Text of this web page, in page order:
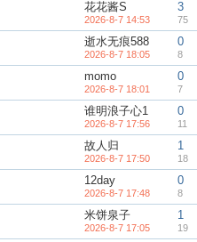
花花酱S
2026-8-7 14:53
3
75
逝水无痕588
2026-8-7 18:05
0
8
momo
2026-8-7 18:01
0
7
谁明浪子心1
2026-8-7 17:56
0
11
故人归
2026-8-7 17:50
1
18
12day
2026-8-7 17:48
0
8
米饼泉子
2026-8-7 17:05
1
19